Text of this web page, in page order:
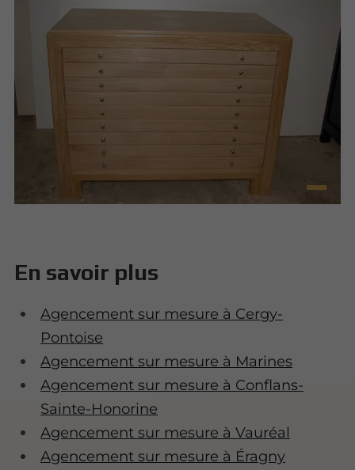
En savoir plus
Agencement sur mesure à Cergy-
Pontoise
Agencement sur mesure à Marines
Agencement sur mesure à Conflans-
Sainte-Honorine
Agencement sur mesure à Vauréal
Agencement sur mesure à Éragny